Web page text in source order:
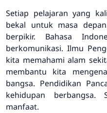
Setiap pelajaran yang
bekal untuk masa
berpikir. Bahasa
berkomunikasi. Ilmu
kita memahami alam
membantu kita
bangsa. Pendidikan
kehidupan berbangsa.
manfaat.